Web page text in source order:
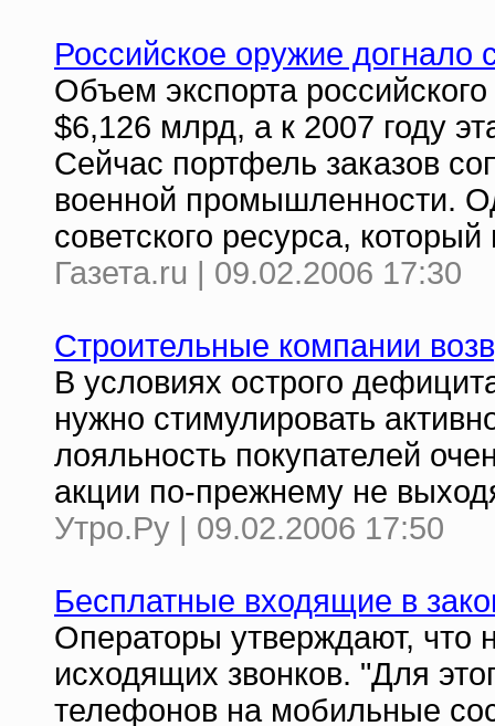
Российское оружие догнало
Объем экспорта
$6,126 млрд, а к 2007 году
Сейчас портфель заказов
военной промышленности.
советского ресурса,
Газета.ru | 09.02.2006 17:30
Строительные компании
В условиях острого
нужно стимулировать
лояльность покупателей
акции по-прежнему не
Утро.Ру | 09.02.2006 17:50
Бесплатные входящие в
Операторы утверждают, что
исходящих звонков. "Для
телефонов на мобильные